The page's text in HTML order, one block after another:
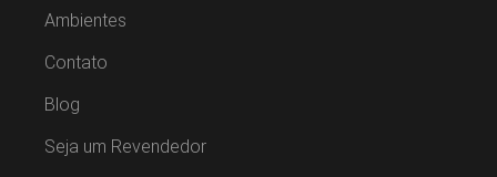
Ambientes
Contato
Blog
Seja um Revendedor